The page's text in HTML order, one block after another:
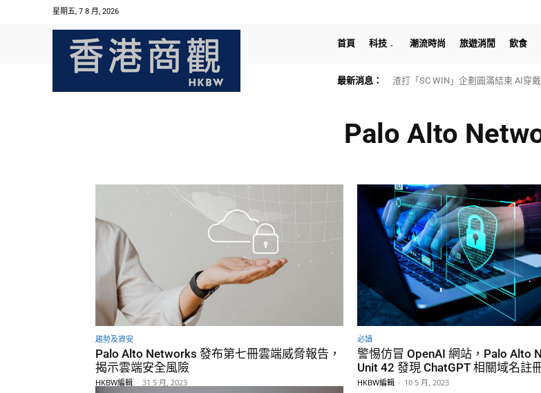
星期五, 7 8 月, 2026
首頁 科技 潮流時尚 旅遊消閒 飲食
最新消息： 渣打「SC WIN」企劃圓滿結束 AI穿
Palo Alto
趨勢及資安
Palo Alto Networks 發布第七冊雲端威脅報告，
揭示雲端安全風險
HKBW編輯 - 31 5 月, 2023
必讀
警惕仿冒 OpenAI 網站，Palo Alto
Unit 42 發現 ChatGPT 相關域名註
HKBW編輯 - 10 5 月, 2023